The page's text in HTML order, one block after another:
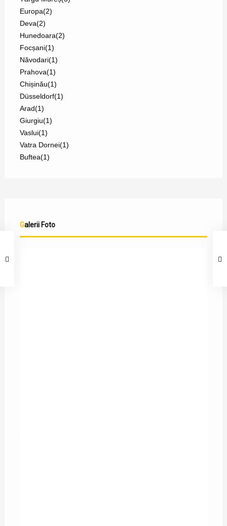
Europa(2)
Deva(2)
Hunedoara(2)
Focșani(1)
Năvodari(1)
Prahova(1)
Chișinău(1)
Düsseldorf(1)
Arad(1)
Giurgiu(1)
Vaslui(1)
Vatra Dornei(1)
Buftea(1)
Galerii Foto